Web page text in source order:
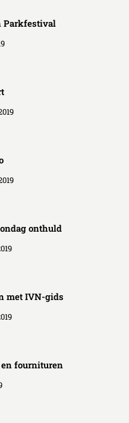
Parkfestival
onthuld
met IVN-gids
fournituren